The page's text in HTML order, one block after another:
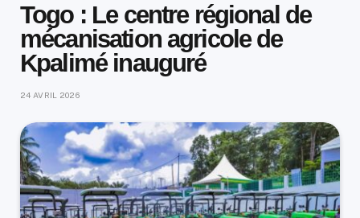
Togo : Le centre régional de
mécanisation agricole de
Kpalimé inauguré
24 AVRIL 2026